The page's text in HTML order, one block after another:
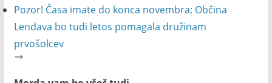
Pozor! Časa imate do konca novembra: Občina
Lendava bo tudi letos pomagala družinam
prvošolcev